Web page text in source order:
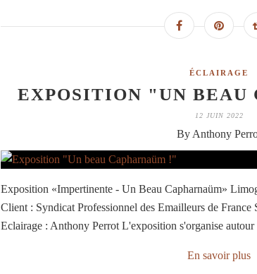
ÉCLAIRAGE
EXPOSITION "UN BEAU
12 JUIN 2022
By Anthony
Exposition «Impertinente - Un Beau Capharnaüm»
Client : Syndicat Professionnel des Emailleurs de France
Eclairage : Anthony Perrot L'exposition s'organise autour
En savoir plus